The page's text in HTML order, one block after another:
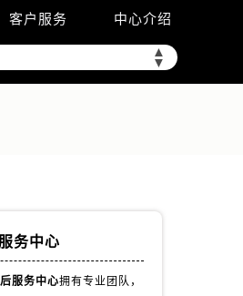
客户服务 中心介绍
▲
▼
务中心
服务中心拥有专业团队，